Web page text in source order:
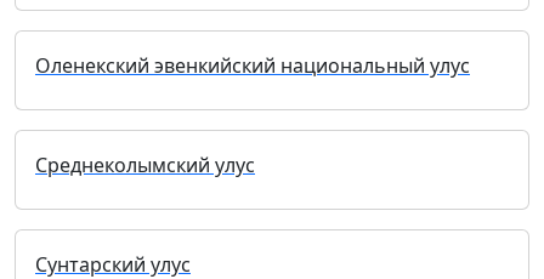
Оленекский эвенкийский национальный улус
Среднеколымский улус
Сунтарский улус